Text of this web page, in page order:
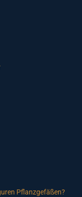
Pflanzgefäßen?